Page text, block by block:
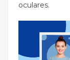
oculares.